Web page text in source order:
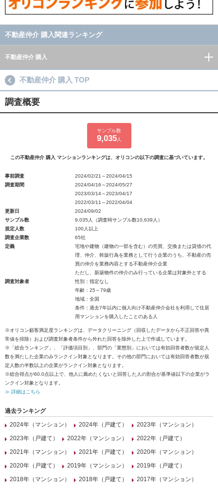
不動産仲介 購入関連ランキング
不動産仲介 購入
不動産仲介 購入 TOP
調査概要
サンプル数
9,035人
この不動産仲介 購入 マンションランキングは、オリコンの以下の調査に基づいています。
事前調査
2024/02/21～2024/04/15
調査期間
2024/04/16～2024/05/27
2023/03/14～2023/04/17
2022/03/11～2022/04/04
更新日
2024/09/02
サンプル数
9,035人（調査時サンプル数10,639人）
規定人数
100人以上
調査企業数
65社
定義
宅地や建物（建物の一部を含む）の売買、交換または貸借の代
理、仲介、斡旋行為を業務として行う企業のうち、不動産の売
買の仲介を業務内容とする不動産仲介企業
ただし、新築物件の仲介のみ行っている企業は対象外とする
調査対象者
性別：指定なし
年齢：25～79歳
地域：全国
条件：過去7年以内に個人向け不動産仲介会社を利用して住居
用マンションを購入したことのある人
※オリコン顧客満足度ランキングは、データクリーニング（回収したデータから不正回答や異
常値を排除）および調査対象者条件から外れた回答を除外した上で作成しています。
※「総合ランキング」、「評価項目別」、部門の「業態別」においては有効回答者数が規定人
数を満たした企業のみランクイン対象となります。その他の部門においては有効回答者数が規
定人数の半数以上の企業がランクイン対象となります。
※総合得点が60.0点以上で、他人に薦めたくないと回答した人の割合が基準値以下の企業がラ
ンクイン対象となります。
≫ 詳細はこちら
過去ランキング
2024年（マンション）
2024年（戸建て）
2023年（マンション）
2023年（戸建て）
2022年（マンション）
2022年（戸建て）
2021年（マンション）
2021年（戸建て）
2020年（マンション）
2020年（戸建て）
2019年（マンション）
2019年（戸建て）
2018年（マンション）
2018年（戸建て）
2017年（マンション）